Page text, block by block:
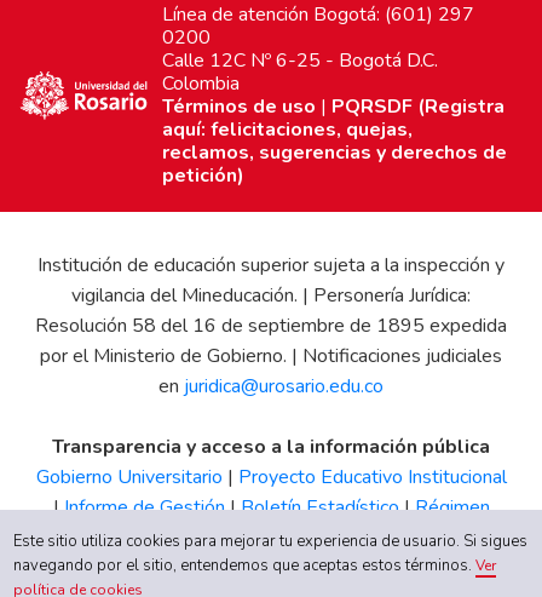
Línea de atención Bogotá: (601) 297
0200
Calle 12C Nº 6-25 - Bogotá D.C.
Colombia
Términos de uso | PQRSDF (Registra
aquí: felicitaciones, quejas,
reclamos, sugerencias y derechos de
petición)
Institución de educación superior sujeta a la inspección y
vigilancia del Mineducación. | Personería Jurídica:
Resolución 58 del 16 de septiembre de 1895 expedida
por el Ministerio de Gobierno. | Notificaciones judiciales
en juridica@urosario.edu.co
Transparencia y acceso a la información pública
Gobierno Universitario | Proyecto Educativo Institucional
|Informe de Gestión|Boletín Estadístico|Régimen
Tributario|Estados Financieros |Código de Ética| Canal
de Integridad UR
Este sitio utiliza cookies para mejorar tu experiencia de usuario. Si sigues
navegando por el sitio, entendemos que aceptas estos términos.Ver
política de cookies